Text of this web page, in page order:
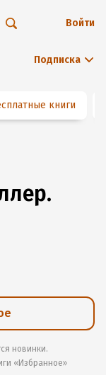
Подписка
Войти
книги
новинки.
«Избранное»